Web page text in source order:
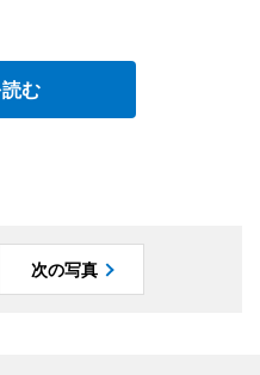
む
次の写真